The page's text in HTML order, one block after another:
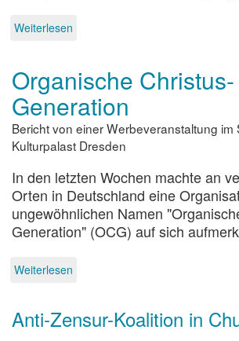
Weiterlesen
Gerichtspredigt
(2001)
Organische Christus-
Generation
Bericht von einer Werbeveranstaltung im
Kulturpalast Dresden
In den letzten Wochen machte an
Orten in Deutschland eine
ungewöhnlichen Namen
Generation" (OCG) auf sich
Weiterlesen
Generation
Anti-Zensur-Koalition in